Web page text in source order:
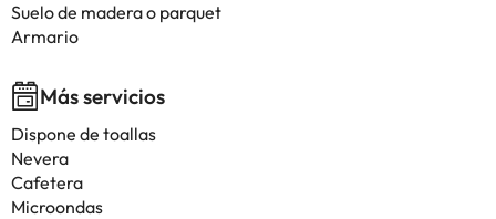
Suelo de madera o parquet
Armario
Más servicios
Dispone de toallas
Nevera
Cafetera
Microondas